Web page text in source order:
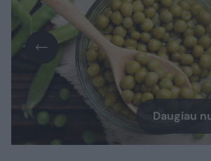
Daugiau